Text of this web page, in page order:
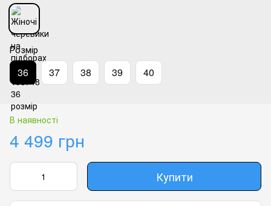
Розмір
36 37 38 39 40
В наявності
4 499 грн
Купити